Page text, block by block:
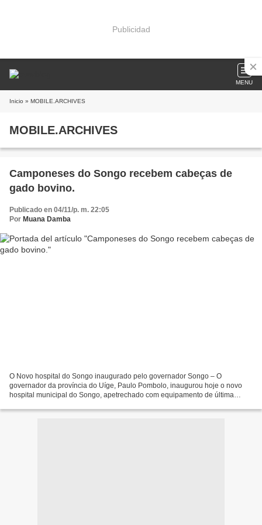
Publicidad
MENU
Inicio » MOBILE.ARCHIVES
MOBILE.ARCHIVES
Camponeses do Songo recebem cabeças de
gado bovino.
Publicado en 04/11/p. m. 22:05
Por Muana Damba
O Novo hospital do Songo inaugurado pelo governador Songo – O
governador da província do Uíge, Paulo Pombolo, inaugurou hoje o novo
hospital municipal do Songo, apetrechado com equipamento de última